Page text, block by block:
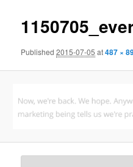
primary
content
Published2015-07-05 at487 ×